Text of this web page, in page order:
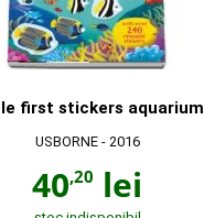
first stickers aquarium
USBORNE- 2016
40,20 lei